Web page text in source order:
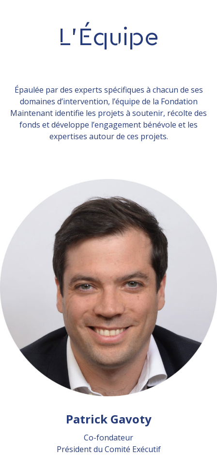
L’Équipe
Épaulée par des experts spécifiques à chacun de ses
domaines d’intervention, l’équipe de la Fondation
Maintenant identifie les projets à soutenir, récolte des
fonds et développe l’engagement bénévole et les
expertises autour de ces projets.
Patrick Gavoty
Co-fondateur
Président du Comité Exécutif